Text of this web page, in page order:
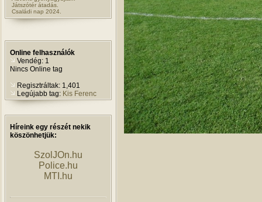
Játszótér átadás.
Családi nap 2024.
Online felhasználók
Vendég: 1
Nincs Online tag
Regisztráltak: 1,401
Legújabb tag: Kis Ferenc
Híreink egy részét nekik
köszönhetjük:
SzolJOn.hu
Police.hu
MTI.hu